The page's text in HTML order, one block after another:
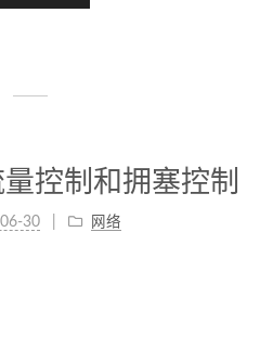
控制和拥塞控制
30 网络